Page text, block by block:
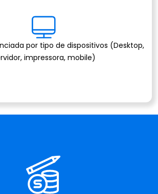
por tipo de dispositivos (Desktop,
impressora, mobile)